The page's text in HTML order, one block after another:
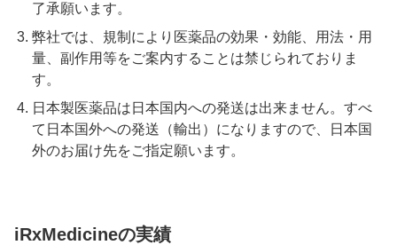
了承願います。
弊社では、規制により医薬品の効果・効能、用法・用
量、副作用等をご案内することは禁じられておりま
す。
日本製医薬品は日本国内への発送は出来ません。すべ
て日本国外への発送（輸出）になりますので、日本国
外のお届け先をご指定願います。
iRxMedicineの実績